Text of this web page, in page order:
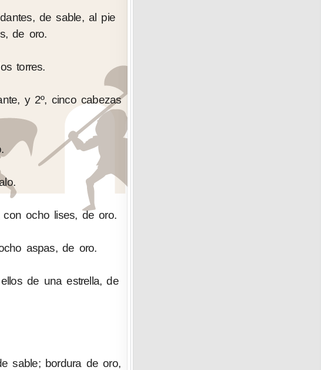
de sable, al pie
de oro.
torres.
y 2º, cinco cabezas
ocho lises, de oro.
aspas, de oro.
de una estrella, de
sable; bordura de oro,